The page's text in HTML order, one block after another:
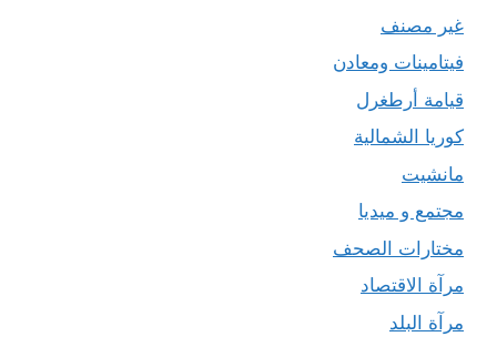
غير مصنف
فيتامينات ومعادن
قيامة أرطغرل
كوريا الشمالية
مانشيت
مجتمع و ميديا
مختارات الصحف
مرآة الاقتصاد
مرآة البلد